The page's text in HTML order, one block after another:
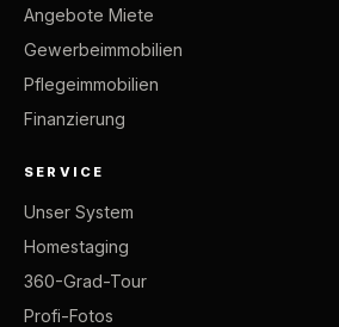
Angebote Miete
Gewerbeimmobilien
Pflegeimmobilien
Finanzierung
SERVICE
Unser System
Homestaging
360-Grad-Tour
Profi-Fotos